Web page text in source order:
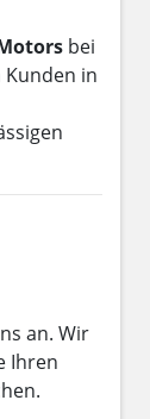
bei
Kunden in
an. Wir
Ihren